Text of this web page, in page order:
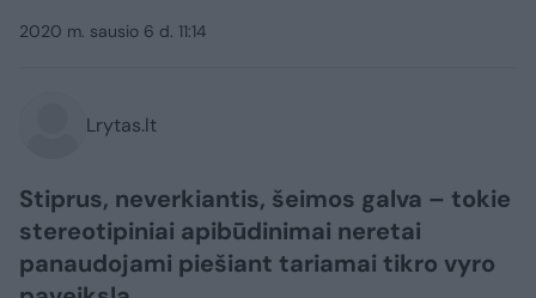
2020 m. sausio 6 d. 11:14
Lrytas.lt
Stiprus, neverkiantis, šeimos galva – tokie
stereotipiniai apibūdinimai neretai
panaudojami piešiant tariamai tikro vyro